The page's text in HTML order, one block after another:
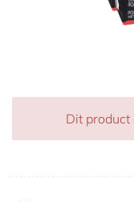
Dit product